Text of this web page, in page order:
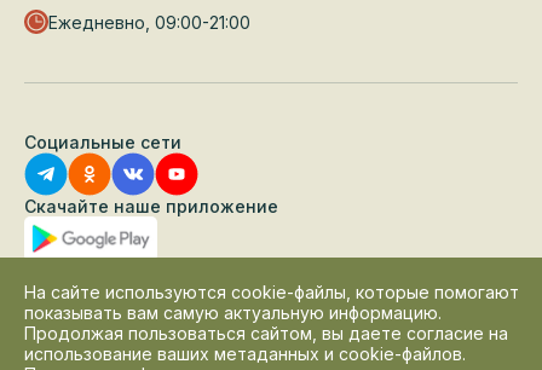
Ежедневно, 09:00-21:00
Социальные сети
Скачайте наше приложение
ИНН: 5047136983, ОГРН: 1125047017545. Все материалы данного сайта являются
На сайте используются cookie-файлы, которые помогают
показывать вам самую актуальную информацию.
Продолжая пользоваться сайтом, вы даете согласие на
использование ваших метаданных и cookie-файлов.